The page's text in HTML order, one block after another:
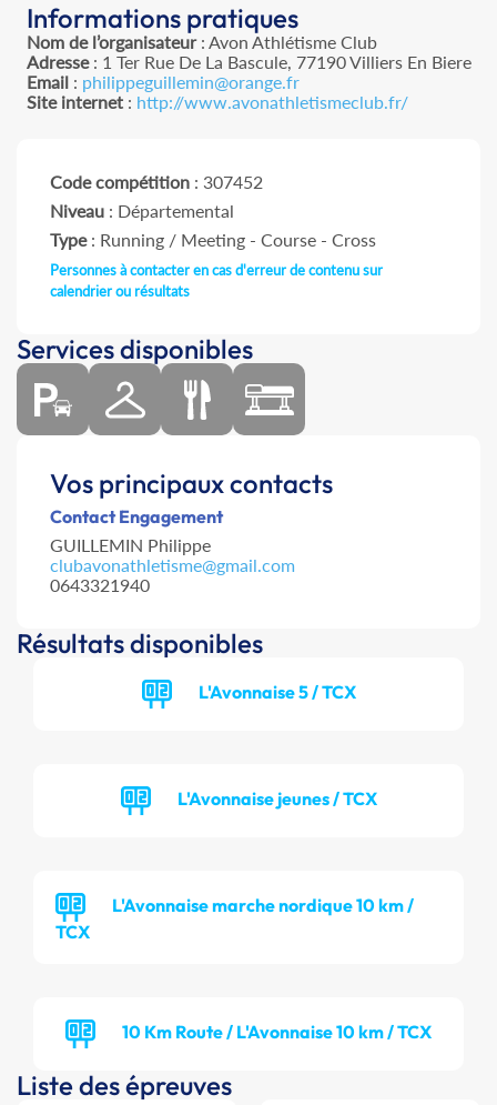
Informations pratiques
Nom de l’organisateur: Avon Athlétisme Club
Adresse: 1 Ter Rue De La Bascule, 77190 Villiers En Biere
Email: philippeguillemin@orange.fr
Site internet: http://www.avonathletismeclub.fr/
Code compétition : 307452
Niveau : Départemental
Type: Running / Meeting - Course - Cross
Personnes à contacter en cas d'erreur de contenu sur
calendrier ou résultats
Services disponibles
Vos principaux contacts
Contact Engagement
GUILLEMIN Philippe
clubavonathletisme@gmail.com
0643321940
Résultats disponibles
L'Avonnaise 5 / TCX
L'Avonnaise jeunes / TCX
L'Avonnaise marche nordique 10 km /
TCX
10 Km Route / L'Avonnaise 10 km / TCX
Liste des épreuves